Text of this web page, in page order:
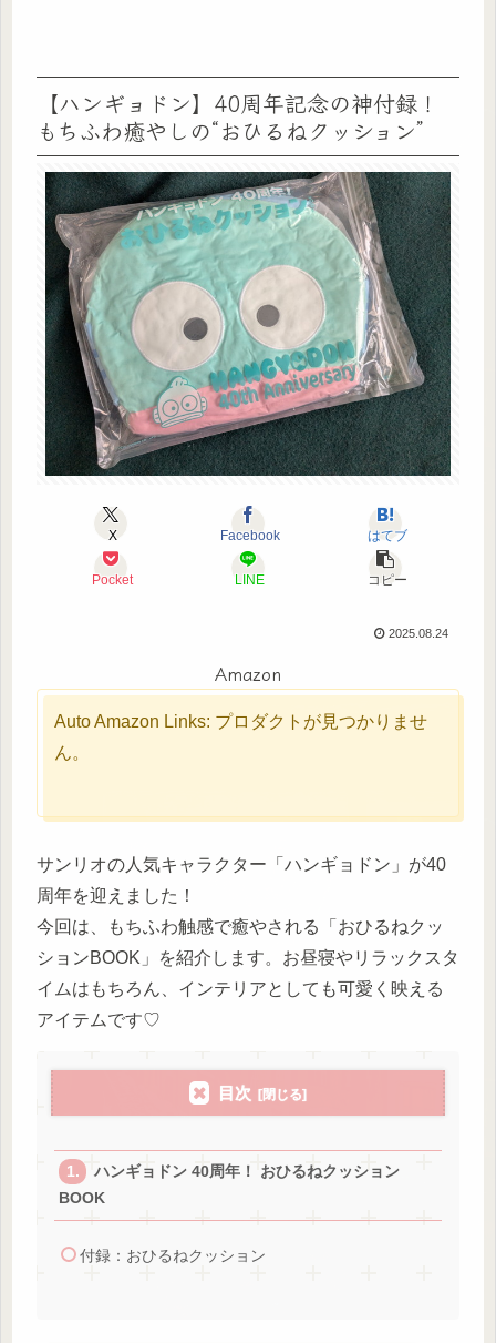
【ハンギョドン】40周年記念の神付録！
もちふわ癒やしの“おひるねクッション”
X Facebook はてブ
Pocket LINE コピー
2025.08.24
Amazon
Auto Amazon Links: プロダクトが見つかりませ
ん。
サンリオの人気キャラクター「ハンギョドン」が40
周年を迎えました！
今回は、もちふわ触感で癒やされる「おひるねクッ
ションBOOK」を紹介します。お昼寝やリラックスタ
イムはもちろん、インテリアとしても可愛く映える
アイテムです♡
目次
ハンギョドン 40周年！ おひるねクッション
BOOK
付録：おひるねクッション